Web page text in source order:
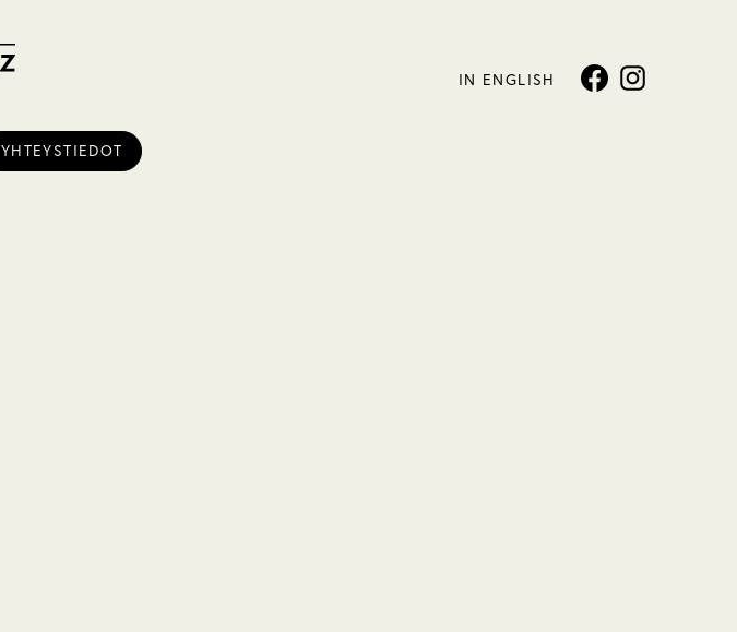
IN ENGLISH
YHTEYSTIEDOT